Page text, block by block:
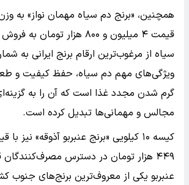
قیمت ۴ میلیون و ۸۰۰ هزار
سیاه از مرغوب‌ترین ارقام برنج ایرانی به
ویژگی‌های مهم دم سیاه، حفظ کیفیت و
گرم شدن مجدد غذا است که آن را به
مجالس و مهمانی‌ها تبدیل کرده است.
۴۴۹ هزار تومان در دسترس مصرف‌کنندگان
عنبربو یکی از معروف‌ترین برنج‌های جنوب